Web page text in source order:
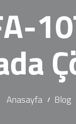
Anasayfa Blog